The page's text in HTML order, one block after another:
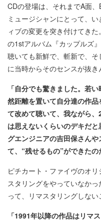
CDの登場は、それまでA面
ミュージシャンにとって、
ィブの変更を突き付けてき
の1stアルバム『カップルズ
聴いても新鮮で、斬新で、
に当時からそのセンスが抜き
「自分でも驚きました。若
然距離を置いて自分達の作
て改めて聴いて、我ながら、
は思えないくらいのデキだ
グエンジニアの吉田保さん
て、“残せるもの”ができたの
ピチカート・ファイヴのオ
スタリングをやっていなか
って、リマスタリングしない
「1991年以降の作品はリマ